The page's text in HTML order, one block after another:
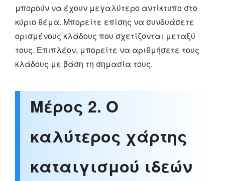
μπορούν να έχουν μεγαλύτερο αντίκτυπο στο
κύριο θέμα. Μπορείτε επίσης να συνδυάσετε
ορισμένους κλάδους που σχετίζονται μεταξύ
τους. Επιπλέον, μπορείτε να αριθμήσετε τους
κλάδους με βάση τη σημασία τους.
Μέρος 2. Ο
καλύτερος χάρτης
καταιγισμού ιδεών